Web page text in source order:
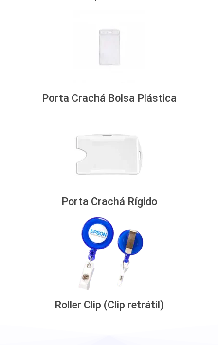
Porta Crachá Bolsa Plástica
Porta Crachá Rígido
Roller Clip (Clip retrátil)